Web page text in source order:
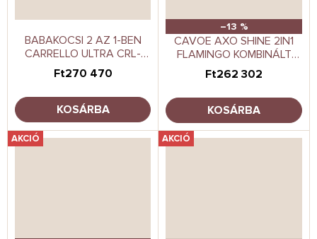
BABAKOCSI 2 AZ 1-BEN
CARRELLO ULTRA CRL-
6527 VIRÁGOS BÉZS
Ft270 470
KOSÁRBA
–13 %
CAVOE AXO SHINE 2IN1
FLAMINGO KOMBINÁLT
BABAKOCSI
Ft262 302
KOSÁRBA
AKCIÓ AKCIÓ